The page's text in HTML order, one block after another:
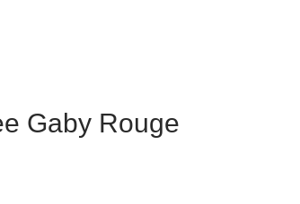
Gaby Rouge